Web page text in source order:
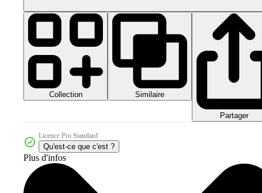
Collection Similaire
Partager
Licence Pro Standard
Qu'est-ce que c'est ?
Plus d'infos